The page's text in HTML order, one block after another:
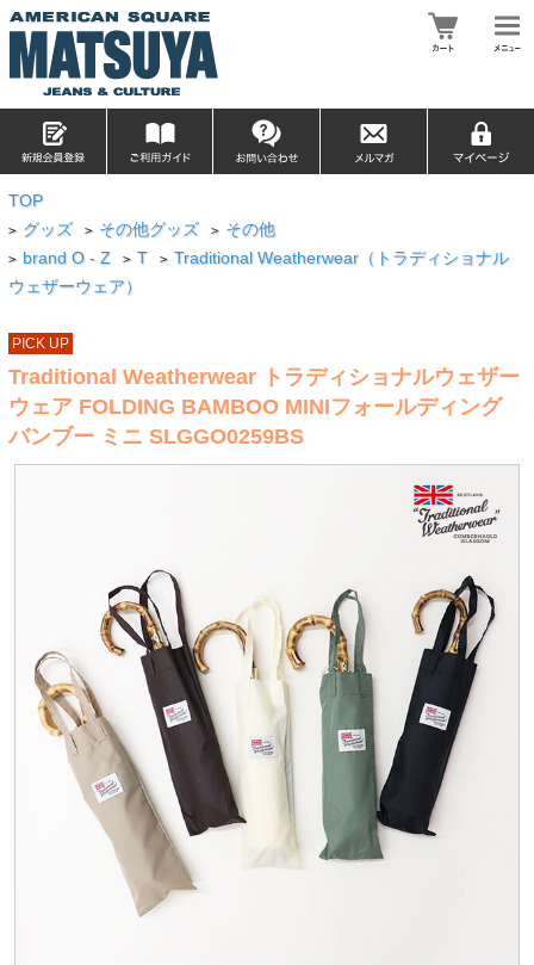
TOP
> グッズ > その他グッズ > その他
> brand O - Z > T > Traditional Weatherwear（トラディショナル
ウェザーウェア）
PICK UP
Traditional Weatherwear トラディショナルウェザー
ウェア FOLDING BAMBOO MINIフォールディング
バンブー ミニ SLGGO0259BS